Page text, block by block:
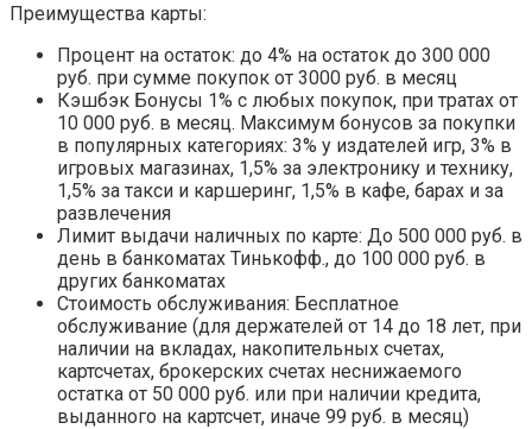
Преимущества карты:
Процент на остаток: до 4% на остаток до 300 000
руб. при сумме покупок от 3000 руб. в месяц
Кэшбэк Бонусы 1% с любых покупок, при тратах от
10 000 руб. в месяц. Максимум бонусов за покупки
в популярных категориях: 3% у издателей игр, 3% в
игровых магазинах, 1,5% за электронику и технику,
1,5% за такси и каршеринг, 1,5% в кафе, барах и за
развлечения
Лимит выдачи наличных по карте: До 500 000 руб. в
день в банкоматах Тинькофф., до 100 000 руб. в
других банкоматах
Стоимость обслуживания: Бесплатное
обслуживание (для держателей от 14 до 18 лет, при
наличии на вкладах, накопительных счетах,
картсчетах, брокерских счетах неснижаемого
остатка от 50 000 руб. или при наличии кредита,
выданного на картсчет, иначе 99 руб. в месяц)